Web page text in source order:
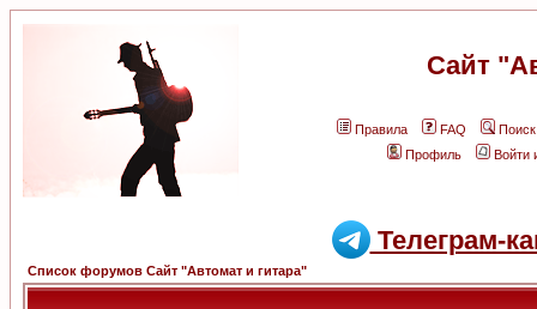
Сайт
Правила FAQ
Поиск
Профиль
Войти
Телеграм-
Список форумов Сайт "Автомат и гитара"